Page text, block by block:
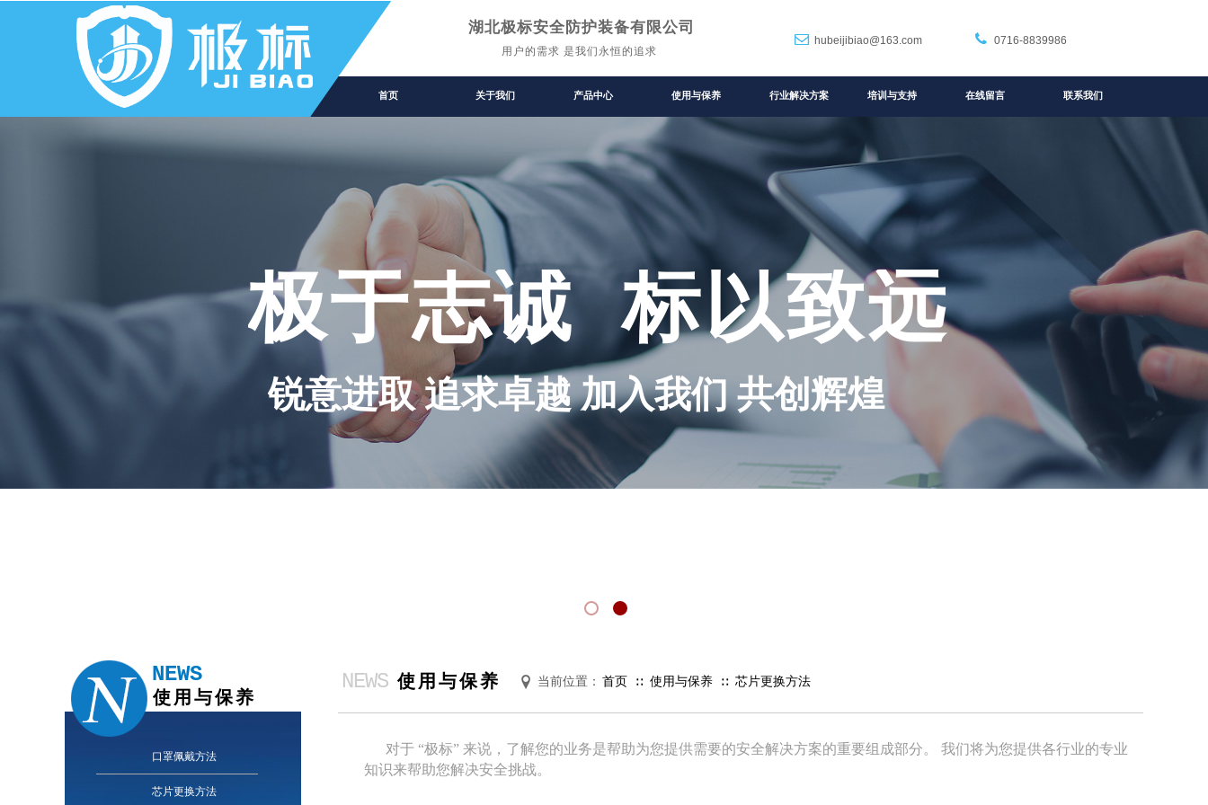
湖北极标安全防护装备有限公司
0716-8839986
用户的需求 是我们永恒的追求
hubeijibiao@163.com
首页 关于我们 产品中心 使用与保养 行业解决方案 培训与支持 在线留言 联系我们
极于志诚 标以致远
锐意进取 追求卓越 加入我们 共创辉煌
NEWS NEWS 使用与保养 当前位置： 首页 ∷ 使用与保养 ∷ 芯片更换方法
使用与保养
对于 “极标” 来说，了解您的业务是帮助为您提供需要的安全解决方案的重要组成部分。 我们将为您提供各行业的专业
知识来帮助您解决安全挑战。
口罩佩戴方法
芯片更换方法